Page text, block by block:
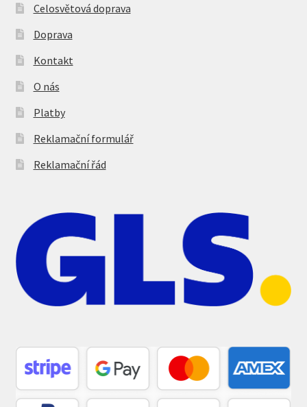
Celosvětová doprava
Doprava
Kontakt
O nás
Platby
Reklamační formulář
Reklamační řád